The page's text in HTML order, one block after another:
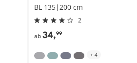
BL 135|200 cm
2
ab 34,99
+ 4